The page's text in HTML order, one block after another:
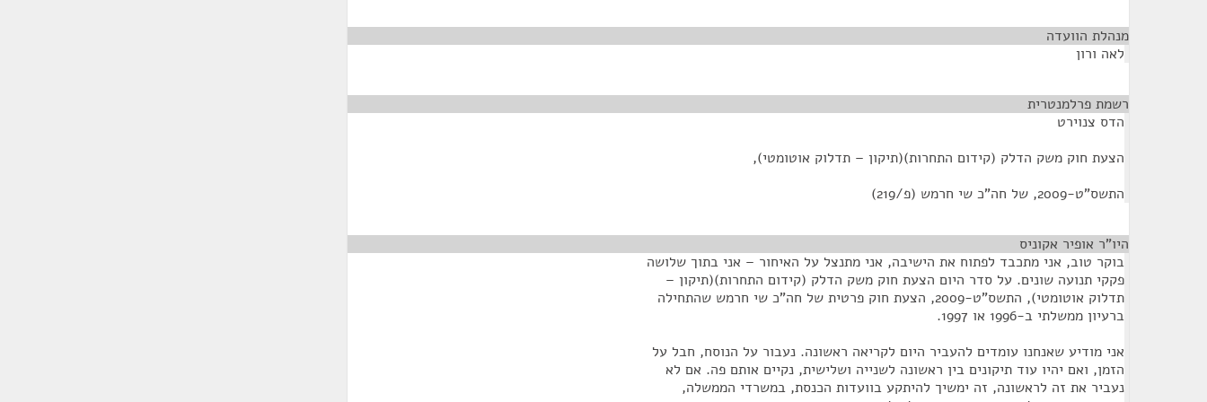
מנהלת הוועדה
לאה ורון
רשמת פרלמנטרית
הדס צנוירט
הצעת חוק משק הדלק (קידום התחרות)(תיקון – תדלוק אוטומטי),
התשס"ט-2009, של חה"כ שי חרמש (פ/219)
היו"ר אופיר אקוניס
בוקר טוב, אני מתכבד לפתוח את הישיבה, אני מתנצל על האיחור – אני בתוך שלושה
פקקי תנועה שונים. על סדר היום הצעת חוק משק הדלק (קידום התחרות)(תיקון –
תדלוק אוטומטי), התשס"ט-2009, הצעת חוק פרטית של חה"כ שי חרמש שהתחילה
ברעיון ממשלתי ב-1996 או 1997.
אני מודיע שאנחנו עומדים להעביר היום לקריאה ראשונה. נעבור על הנוסח, חבל על
הזמן, ואם יהיו עוד תיקונים בין ראשונה לשנייה ושלישית, נקיים אותם פה. אם לא
נעביר את זה לראשונה, זה ימשיך להיתקע בוועדות הכנסת, במשרדי הממשלה,